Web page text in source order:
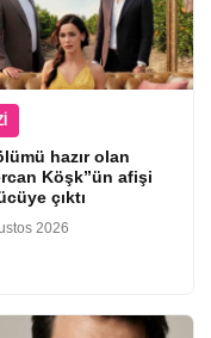
hazır olan
Köşk”ün afişi
çıktı
2026